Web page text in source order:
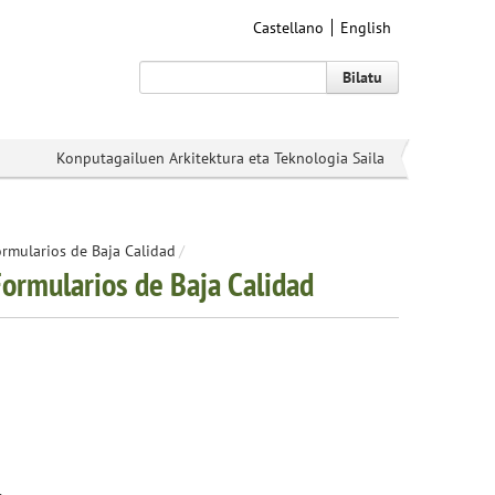
Castellano English
Bilatu
Konputagailuen Arkitektura eta Teknologia Saila
de Baja Calidad /
de Baja Calidad